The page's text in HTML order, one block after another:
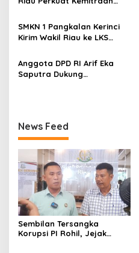
s
Ketahanan Bangsa
SMKN 1 Pangkalan Kerinci
Kirim Wakil Riau ke LKS
Anggota DPD RI Arif Eka
Saputra Dukung
News Feed
Sembilan Tersangka
Korupsi PI Rohil, Jejak